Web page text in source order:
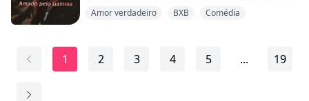
Tudo o que Ashley sempre quis foi encontrar sua alma
Será que ele e seu pai conseguirão chegar a um lug...
Amor verdadeiro BXB Comédia
1 2 3 4 5 ... 19